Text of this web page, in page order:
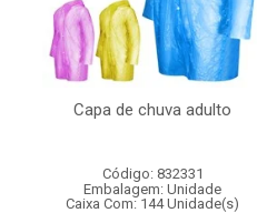
Capa de chuva adulto
Código: 832331
Embalagem: Unidade
Caixa Com: 144 Unidade(s)